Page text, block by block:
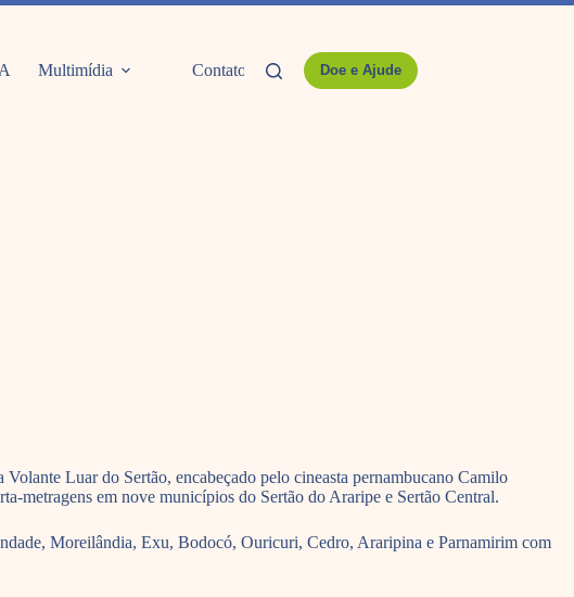
Multimídia Contato Doe e Ajude
Luar do Sertão, encabeçado pelo cineasta pernambucano Camilo
metragens em nove municípios do Sertão do Araripe e Sertão Central.
Moreilândia, Exu, Bodocó, Ouricuri, Cedro, Araripina e Parnamirim com